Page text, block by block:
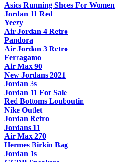
Asics Running Shoes For Women
Jordan 11 Red
Yeezy
Air Jordan 4 Retro
Pandora
Air Jordan 3 Retro
Ferragamo
Air Max 90
New Jordans 2021
Jordan 3s
Jordan 11 For Sale
Red Bottoms Louboutin
Nike Outlet
Jordan Retro
Jordans 11
Air Max 270
Hermes Birkin Bag
Jordan 1s